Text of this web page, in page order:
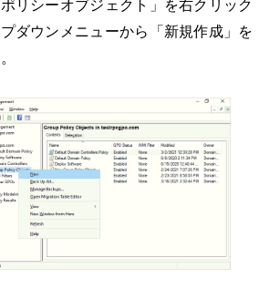
ポリシーオブジェクト」を右クリック
ダウンメニューから「新規作成」を